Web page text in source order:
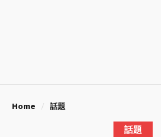
Home 話題
話題